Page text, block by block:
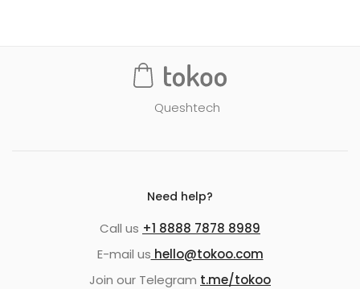
Queshtech
Need help?
Call us +1 8888 7878 8989
E-mail us hello@tokoo.com
Join our Telegram t.me/tokoo